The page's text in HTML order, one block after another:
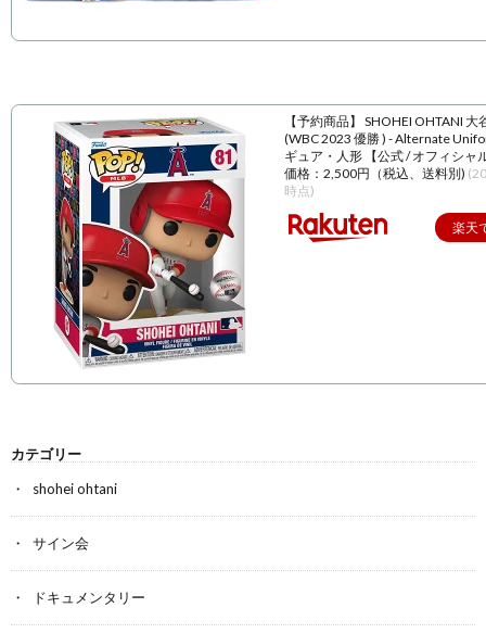
【予約商品】 SHOHEI OHTANI 大
(WBC 2023 優勝 ) - Alternate
ギュア・人形 【公式 / オフィシャ
価格：2,500円（税込、送料別)
時点)
楽天
カテゴリー
shohei ohtani
サイン会
ドキュメンタリー